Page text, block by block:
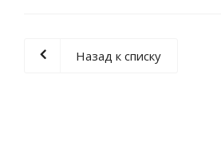
Назад к списку